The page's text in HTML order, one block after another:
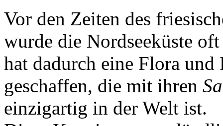
Vor den Zeiten des
wurde die Nordseeküste
hat dadurch eine Flora und
geschaffen, die mit ihren
einzigartig in der Welt ist.